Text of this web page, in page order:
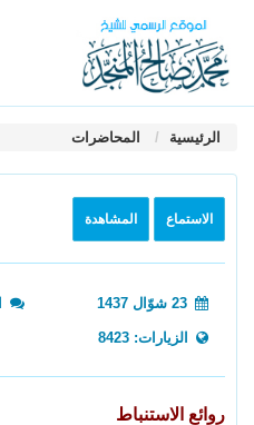
الرئيسية المحاضرات
الاستماع المشاهدة
الزيارات: 8423
روائع الاستنباط